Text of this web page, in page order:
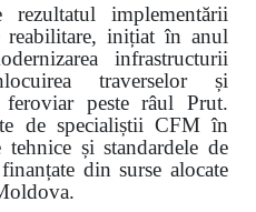
rezultatul implementării
inițiat în anul
infrastructurii
traverselor și
feroviar peste râul Prut.
de specialiștii CFM în
și standardele de
din surse alocate